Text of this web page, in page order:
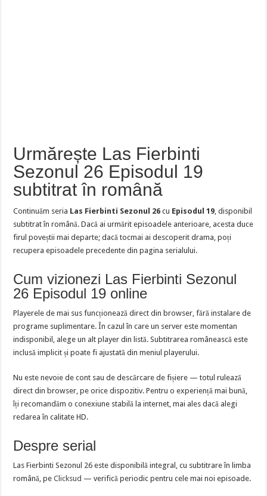
Urmărește Las Fierbinti
Sezonul 26 Episodul 19
subtitrat în română
Continuăm seria Las Fierbinti Sezonul 26 cu Episodul 19, disponibil
subtitrat în română. Dacă ai urmărit episoadele anterioare, acesta duce
firul poveștii mai departe; dacă tocmai ai descoperit drama, poți
recupera episoadele precedente din pagina serialului.
Cum vizionezi Las Fierbinti Sezonul
26 Episodul 19 online
Playerele de mai sus funcționează direct din browser, fără instalare de
programe suplimentare. În cazul în care un server este momentan
indisponibil, alege un alt player din listă. Subtitrarea românească este
inclusă implicit și poate fi ajustată din meniul playerului.
Nu este nevoie de cont sau de descărcare de fișiere — totul rulează
direct din browser, pe orice dispozitiv. Pentru o experiență mai bună,
îți recomandăm o conexiune stabilă la internet, mai ales dacă alegi
redarea în calitate HD.
Despre serial
Las Fierbinti Sezonul 26 este disponibilă integral, cu subtitrare în limba
română, peClicksud — verifică periodic pentru cele mai noi episoade.